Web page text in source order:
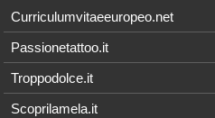
Curriculumvitaeeuropeo.net
Passionetattoo.it
Troppodolce.it
Scoprilamela.it